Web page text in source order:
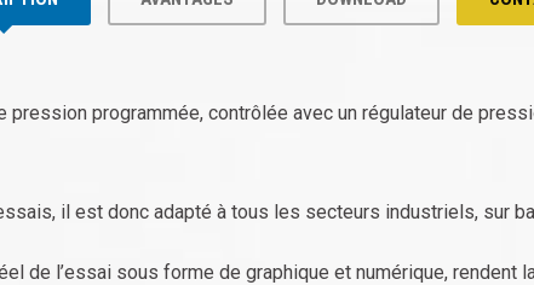
programmée, contrôlée avec un régulateur de
il est donc adapté à tous les secteurs industriels, sur
de l’essai sous forme de graphique et numérique,